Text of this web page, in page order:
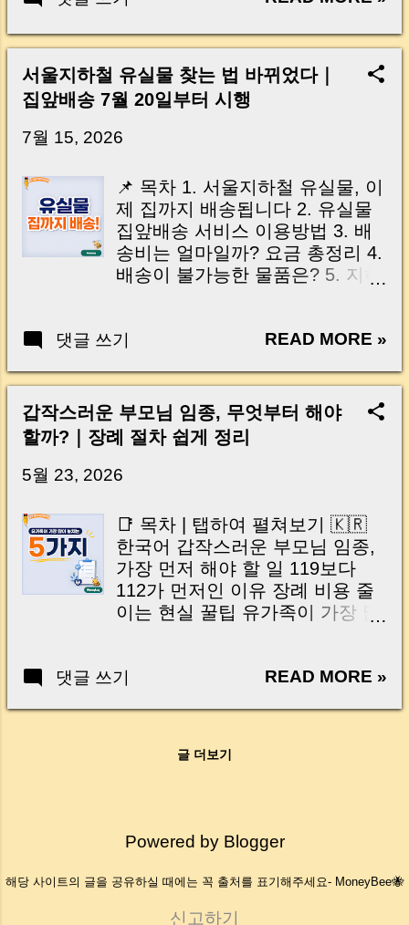
Real Risks and Mistakes to Avoid MoneyLog
Key Takeaway 혹시 이런 생각 해보신 적 있으
신가요? “잔금일… 그냥 돈 보내고 끝나는 거 아
닌가요?” 하지만 현장에서 보면 전혀 그렇지 않
습니다. 잔금일은 ‘서류 몇 장 처리하는 날’이 아
이는 가장 긴장되는 순간 입니다. 실제로 제가
중개 현장에서 겪었던 일입니다. 금요일 오후 3
시, 이체 한도에 막혀 송금이 멈췄고 그 자리에
서 계약이 무산될 뻔한 아찔한 상황이 있었습니
다. 또 어떤 분은 이렇게 말씀하십니다. “내 대출
인데 왜 내 통장으로 안 들어오죠?” “매도인이 대
사실은 ‘구조’를 몰라서 생기는 걱정입니다. 그래
서 오늘은 잔금일에 실제로 돈이 어떻게 움직이
는지, 왜 사고가 나는지, 그리고 무엇을 꼭 준비
드리겠습니다. 이 글 하나만 제대로 이해하시면,
잔금일이 더 이상 두려운 날이 아니라 “내 집을
Introduction (Tap to expand) Have you ever
서울지하철 유실물 찾는 법 바뀌었다｜
집앞배송 7월 20일부터 시행
7월 15, 2026
📌 목차 1. 서울지하철 유실물, 이
제 집까지 배송됩니다 2. 유실물
집앞배송 서비스 이용방법 3. 배
송비는 얼마일까? 요금 총정리 4.
배송이 불가능한 물품은? 5. 지하
(Q&A) 7. 마무리 🇺🇸 Table of
Subway Lost Items Can Now Be
Delivered to Your Home 2. How
to Use the Home Delivery
Service 3. Delivery Fees 4. Items
Not Eligible for Delivery 5. What
the Subway 6. Frequently Asked
Questions 7. Conclusion 안녕하
세요! 생활에 도움이 되는 유용한
정보를 쉽고 빠르게 전해드리는
머니로그입니다. 😊 혹시 지하철
이나 버스에 소중한 물건을 두고
래전 아이와 관련된 안타까운 기
억이 하나 있습니다. 아이가 고속
버스에 백팩을 두고 내린 적이 있
종착지 터미널까지 직접 찾아가
려고 색상과 스타일을 딱 맞춰 골
나하나 조합을 생각하며 사준 옷
들이라 더욱 아깝고 속상했던 기
댓글 쓰기 READ MORE »
갑작스러운 부모님 임종, 무엇부터 해야
할까?｜장례 절차 쉽게 정리
5월 23, 2026
📑 목차 | 탭하여 펼쳐보기 🇰🇷
한국어 갑작스러운 부모님 임종,
가장 먼저 해야 할 일 119보다
112가 먼저인 이유 장례 비용 줄
이는 현실 꿀팁 유가족이 가장 많
English | Tap to expand What To
Reduce Funeral Costs Important
Conversations 안녕하세요, 머니
로그(MoneyBee)입니다. 🐝 부모
님과의 이별은 누구에게나 언젠
순간이 오면 머릿속이 하얘지는
댓글 쓰기 READ MORE »
글 더보기
Powered by Blogger
해당 사이트의 글을 공유하실 때에는 꼭 출처를 표기해주세요- MoneyBee🐝
신고하기